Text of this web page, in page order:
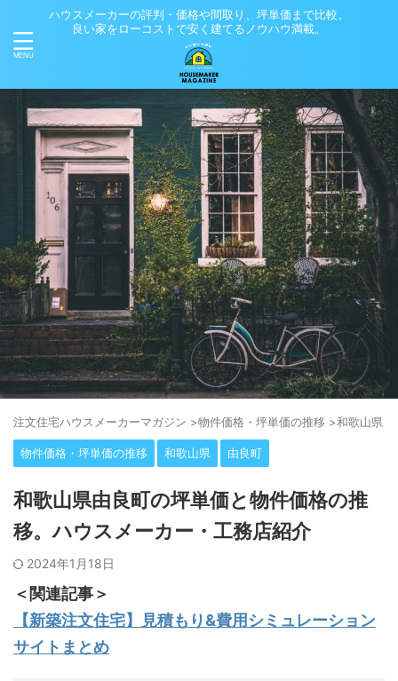
ハウスメーカーの評判・価格や間取り、坪単価まで比較。
良い家をローコストで安く建てるノウハウ満載。
注⽂住宅ハウスメーカーマガジン >物件価格・坪単価の推移 >和歌山県
物件価格・坪単価の推移 和歌山県 由良町
和歌山県由良町の坪単価と物件価格の推
移。ハウスメーカー・工務店紹介
2024年1月18日
＜関連記事＞
【新築注文住宅】見積もり&費用シミュレーション
サイトまとめ